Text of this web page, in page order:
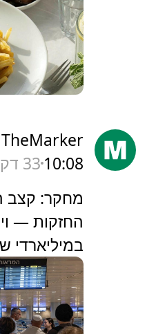
TheMarker
10:08 33 דקות
‏מחקר: קצב
החזקות —
במיליארדי